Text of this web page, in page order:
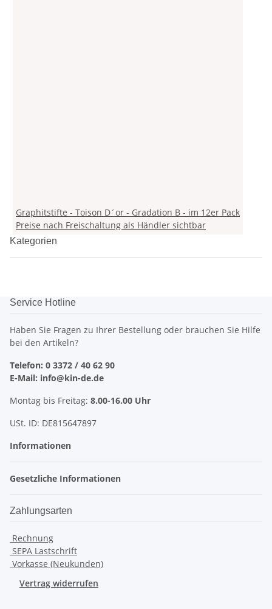
Graphitstifte - Toison D´or - Gradation B - im 12er Pack
Preise nach Freischaltung als Händler sichtbar
Kategorien
Service Hotline
Haben Sie Fragen zu Ihrer Bestellung oder brauchen Sie Hilfe
bei den Artikeln?
Telefon: 0 3372 / 40 62 90
E-Mail: info@kin-de.de
Montag bis Freitag: 8.00-16.00 Uhr
USt. ID: DE815647897
Informationen
Gesetzliche Informationen
Zahlungsarten
Rechnung
SEPA Lastschrift
Vorkasse (Neukunden)
Vertrag widerrufen